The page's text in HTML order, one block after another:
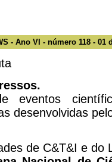
- Ano VI - número 118 - 01
eventos
desenvolvidas
de C&T&I e do